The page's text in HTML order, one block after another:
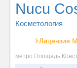
Nucu
Косметология
⚕️Лицензия
метро Площадь